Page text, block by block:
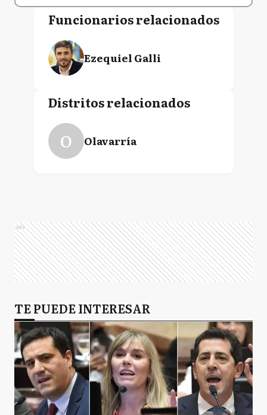
Funcionarios relacionados
Ezequiel Galli
Distritos relacionados
O Olavarría
Ads
TE PUEDE INTERESAR